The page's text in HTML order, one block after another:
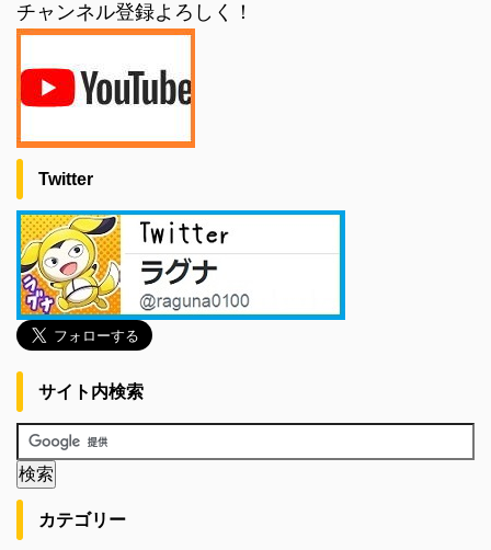
チャンネル登録よろしく！
Twitter
サイト内検索
カテゴリー